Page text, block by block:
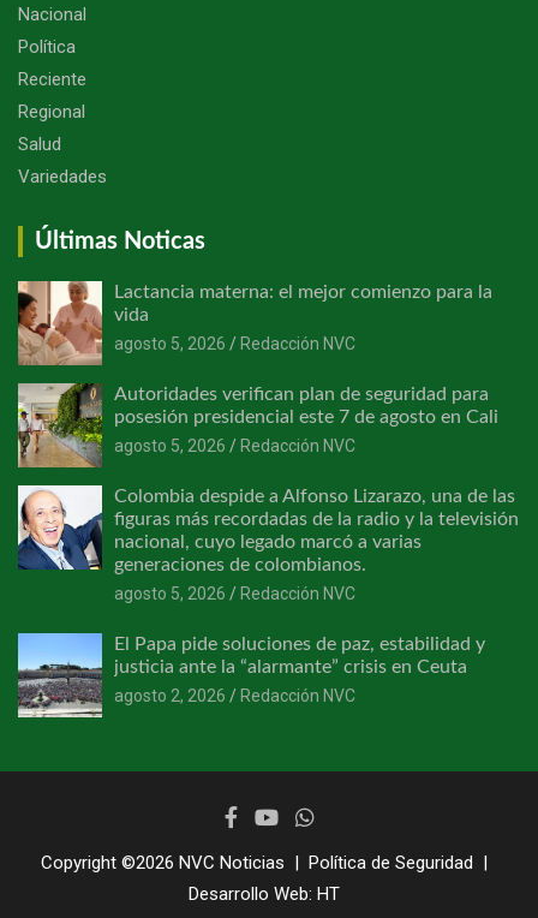
Nacional
Política
Reciente
Regional
Salud
Variedades
Últimas Noticas
Lactancia materna: el mejor comienzo para la
vida
agosto 5, 2026
Redacción NVC
Autoridades verifican plan de seguridad para
posesión presidencial este 7 de agosto en Cali
agosto 5, 2026
Redacción NVC
Colombia despide a Alfonso Lizarazo, una de las
figuras más recordadas de la radio y la televisión
nacional, cuyo legado marcó a varias
generaciones de colombianos.
agosto 5, 2026
Redacción NVC
El Papa pide soluciones de paz, estabilidad y
justicia ante la “alarmante” crisis en Ceuta
agosto 2, 2026
Redacción NVC
Copyright ©2026 NVC Noticias
Política de Seguridad
Desarrollo Web: HT